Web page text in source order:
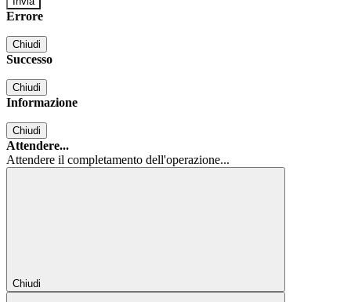
Errore
Chiudi
Successo
Chiudi
Informazione
Chiudi
Attendere...
Attendere il completamento dell'operazione...
Chiudi